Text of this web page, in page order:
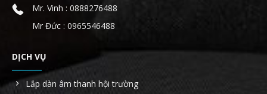
Mr. Vinh : 0888276488
Mr Đức : 0965546488
DỊCH VỤ
Lắp dàn âm thanh hội trường